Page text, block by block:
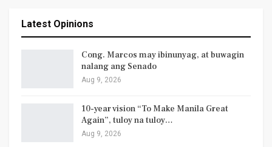
Latest Opinions
Cong. Marcos may ibinunyag, at buwagin
nalang ang Senado
Aug 9, 2026
10-year vision “To Make Manila Great
Again”, tuloy na tuloy…
Aug 9, 2026